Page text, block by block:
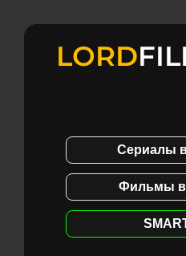
LORD
Сериалы
Фильмы в